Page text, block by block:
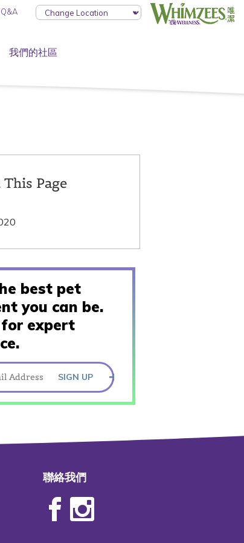
我們的社區
Page
best pet
you can be.
for expert
SIGN UP
聯絡我們